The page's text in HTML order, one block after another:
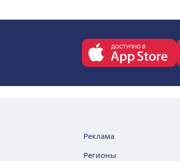
Реклама
Регионы